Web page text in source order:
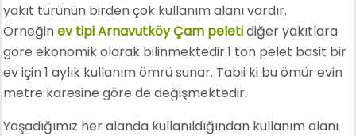
yakıt türünün birden çok kullanım alanı vardır.
Örneğinev tipi Arnavutköy Çam peletidiğer yakıtlara
göre ekonomik olarak bilinmektedir.1 ton pelet basit bir
ev için 1 aylık kullanım ömrü sunar. Tabii ki bu ömür evin
metre karesine göre de değişmektedir.
Yaşadığımız her alanda kullanıldığından kullanım alanı